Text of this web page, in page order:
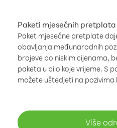
Paketi mjesečnih pretplata
Paket mjesečne pretplate
obavljanja međunarodnih
brojeve po niskim cijenama,
paketa u bilo koje vrijeme. S
možete uštedjeti na
Više